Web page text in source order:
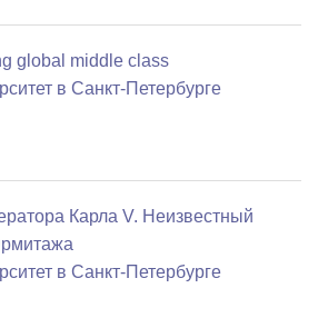
global middle class
в Санкт-Петербурге
Карла V. Неизвестный
в Санкт-Петербурге